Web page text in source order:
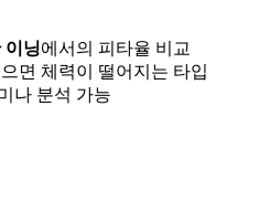
이닝에서의 피타율 비교
면 체력이 떨어지는 타입
나 분석 가능